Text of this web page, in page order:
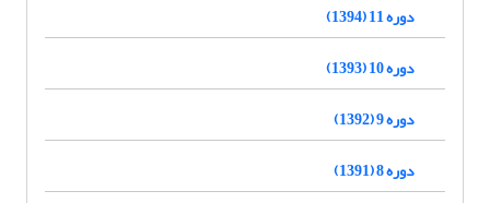
دوره 11 (1394)
دوره 10 (1393)
دوره 9 (1392)
دوره 8 (1391)